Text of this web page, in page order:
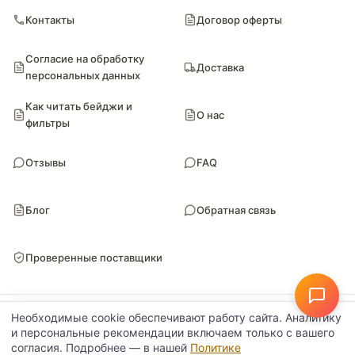
Контакты Договор оферты
Согласие на обработку
персональных данных
Доставка
Как читать бейджи и
фильтры
О нас
Отзывы FAQ
Блог Обратная связь
Проверенные поставщики
© Поставкин 2026ООО «Блитури» · ИНН 9102052170 · ОГРН 1149102107461
Политика конфиденциальности Настройки данных
Необходимые cookie обеспечивают работу сайта. Аналитику
и персональные рекомендации включаем только с вашего
согласия. Подробнее — в нашей Политике